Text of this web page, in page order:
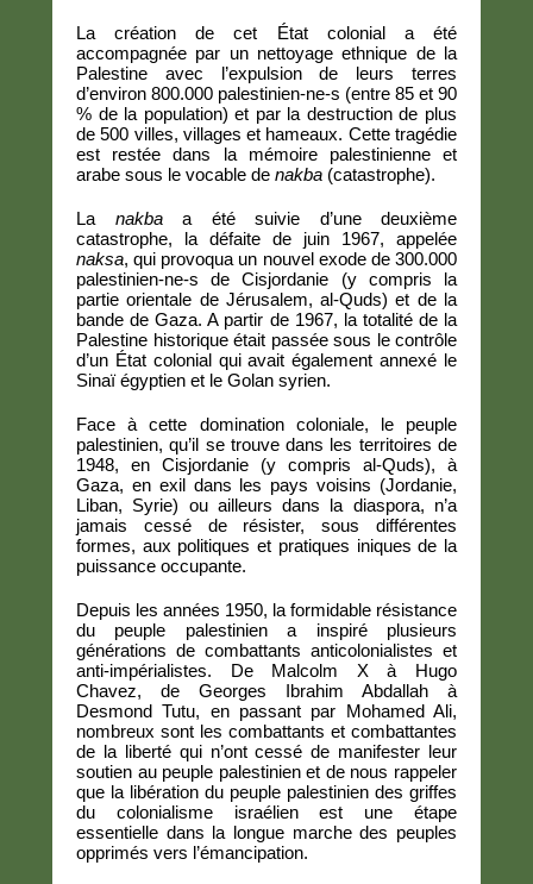
La création de cet État colonial a été
accompagnée par un nettoyage ethnique de la
Palestine avec l’expulsion de leurs terres
d’environ 800.000 palestinien-ne-s (entre 85 et 90
% de la population) et par la destruction de plus
de 500 villes, villages et hameaux. Cette tragédie
est restée dans la mémoire palestinienne et
arabe sous le vocable de nakba (catastrophe).
La nakbaa été suivie d’une deuxième
catastrophe, la défaite de juin 1967, appelée
naksa, qui provoqua un nouvel exode de 300.000
palestinien-ne-s de Cisjordanie (y compris la
partie orientale de Jérusalem, al-Quds) et de la
bande de Gaza. A partir de 1967, la totalité de la
Palestine historique était passée sous le contrôle
d’un État colonial qui avait également annexé le
Sinaï égyptien et le Golan syrien.
Face à cette domination coloniale, le peuple
palestinien, qu’il se trouve dans les territoires de
1948, en Cisjordanie (y compris al-Quds), à
Gaza, en exil dans les pays voisins (Jordanie,
Liban, Syrie) ou ailleurs dans la diaspora, n’a
jamais cessé de résister, sous différentes
formes, aux politiques et pratiques iniques de la
puissance occupante.
Depuis les années 1950, la formidable résistance
du peuple palestinien a inspiré plusieurs
générations de combattants anticolonialistes et
anti-impérialistes. De Malcolm X à Hugo
Chavez, de Georges Ibrahim Abdallah à
Desmond Tutu, en passant par Mohamed Ali,
nombreux sont les combattants et combattantes
de la liberté qui n’ont cessé de manifester leur
soutien au peuple palestinien et de nous rappeler
que la libération du peuple palestinien des griffes
du colonialisme israélien est une étape
essentielle dans la longue marche des peuples
opprimés vers l’émancipation.